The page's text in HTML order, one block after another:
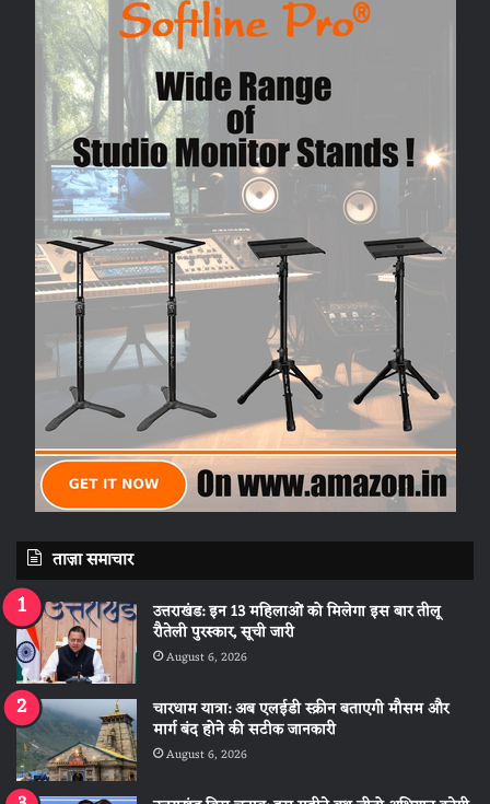
ताज़ा समाचार
उत्तराखंड: इन 13 महिलाओं को मिलेगा इस बार तीलू
रौतेली पुरस्कार, सूची जारी
August 6, 2026
चारधाम यात्रा: अब एलईडी स्क्रीन बताएगी मौसम और
मार्ग बंद होने की सटीक जानकारी
August 6, 2026